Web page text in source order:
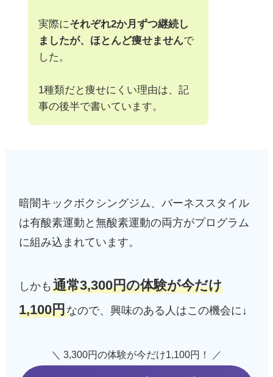
実際にそれぞれ2か月ずつ継続し
ましたが、ほとんど痩せませんで
した。
1種類だと痩せにくい理由は、記
事の後半で書いています。
暗闇キックボクシングジム、バーネススタイル
は有酸素運動と無酸素運動の両方がプログラム
に組み込まれています。
しかも通常3,300円の体験が今だけ
1,100円なので、興味のある人はこの機会に↓
＼ 3,300円の体験が今だけ1,100円！ ／